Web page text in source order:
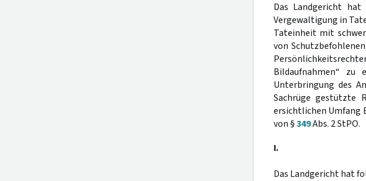
Das Landgericht hat
Vergewaltigung in
Tateinheit mit
von
Bildaufnahmen“
Unterbringung des
Sachrüge gestützte
ersichtlichen Umfang
von §349Abs. 2 StPO.
I.
Das Landgericht hat